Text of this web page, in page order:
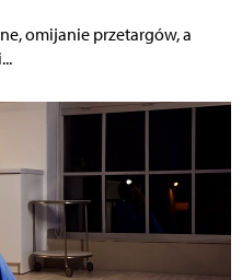
omijanie przetargów, a